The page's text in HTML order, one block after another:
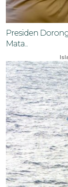
Presiden
Mata...